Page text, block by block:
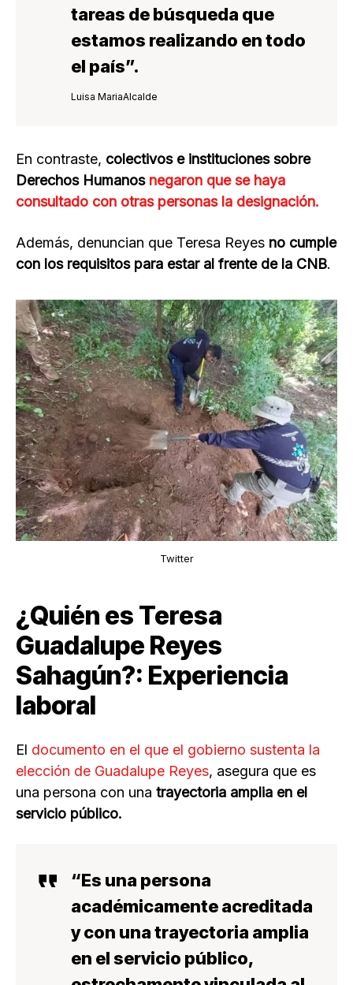
tareas de búsqueda que
estamos realizando en todo
el país”.
Luisa MariaAlcalde
En contraste, colectivos e instituciones sobre
Derechos Humanos negaron que se haya
consultado con otras personas la designación.
Además, denuncian que Teresa Reyes no cumple
con los requisitos para estar al frente de la CNB.
Twitter
¿Quién es Teresa
Guadalupe Reyes
Sahagún?: Experiencia
laboral
El documento en el que el gobierno sustenta la
elección de Guadalupe Reyes, asegura que es
una persona con una trayectoria amplia en el
servicio público.
“Es una persona
académicamente acreditada
y con unatrayectoria amplia
en el servicio público,